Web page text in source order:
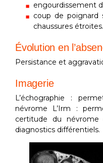
engourdissement
coup de poignard
chaussures étroites.
Évolution en
Persistance et
Imagerie
L’échographie :
névrome L’Irm :
certitude du
diagnostics différentiels.